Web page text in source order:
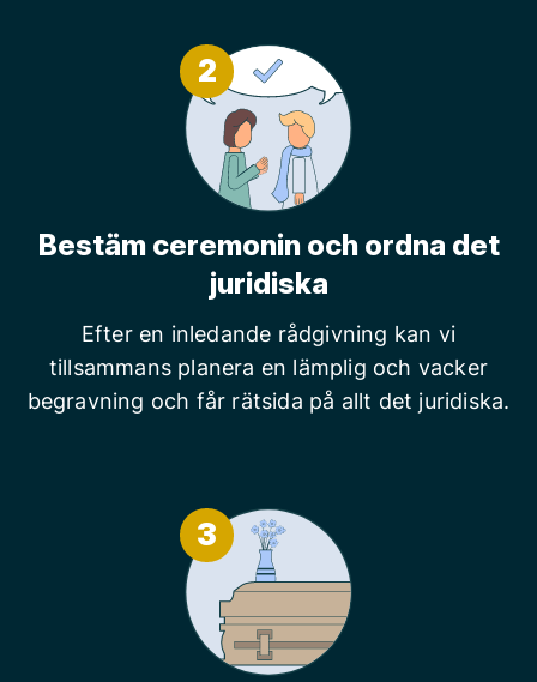
2
Bestäm ceremonin och ordna det
juridiska
Efter en inledande rådgivning kan vi
tillsammans planera en lämplig och vacker
begravning och får rätsida på allt det juridiska.
3